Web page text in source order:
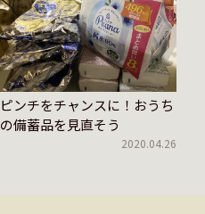
ピンチをチャンスに！おうち
の備蓄品を見直そう
2020.04.26